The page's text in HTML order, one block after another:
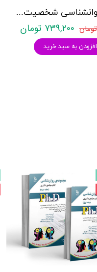
کتاب روانشناسی شخصیت نشر روان آموز زهرا ساعدی
۷۳۹,۲۰۰ تومان
افزودن به سبد خرید